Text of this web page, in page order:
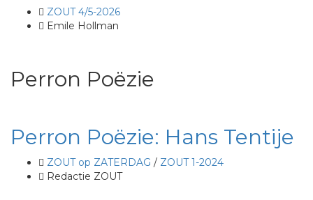
ZOUT 4/5-2026
Emile Hollman
Perron Poëzie
Perron Poëzie: Hans Tentije
ZOUT op ZATERDAG / ZOUT 1-2024
Redactie ZOUT